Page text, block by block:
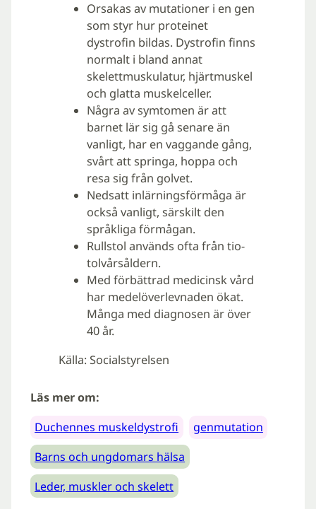
Orsakas av mutationer i en gen
som styr hur proteinet
dystrofin bildas. Dystrofin finns
normalt i bland annat
skelettmuskulatur, hjärtmuskel
och glatta muskelceller.
Några av symtomen är att
barnet lär sig gå senare än
vanligt, har en vaggande gång,
svårt att springa, hoppa och
resa sig från golvet.
Nedsatt inlärningsförmåga är
också vanligt, särskilt den
språkliga förmågan.
Rullstol används ofta från tio-
tolvårsåldern.
Med förbättrad medicinsk vård
har medelöverlevnaden ökat.
Många med diagnosen är över
40 år.
Källa: Socialstyrelsen
Läs mer om:
Duchennes muskeldystrofi
genmutation
Barns och ungdomars hälsa
Leder, muskler och skelett